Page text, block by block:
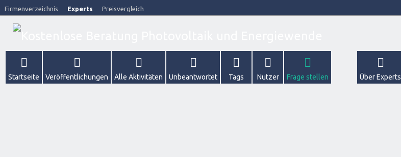
Firmenverzeichnis Experts Preisvergleich
Startseite Veröffentlichungen Alle Aktivitäten Unbeantwortet Tags Nutzer Frage stellen Über Experts